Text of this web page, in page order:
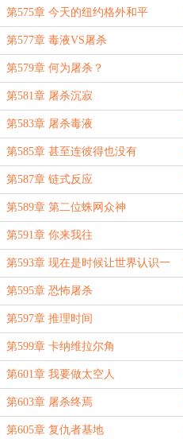
第575章 今天的纽约格外和平
第577章 毒液VS屠杀
第579章 何为屠杀？
第581章 屠杀沉寂
第583章 屠杀毒液
第585章 甚至连彼得也没有
第587章 链式反应
第589章 第二位蛛网众神
第591章 你来我往
第593章 现在是时候让世界认识一
下这位全新的蜘蛛侠了
第595章 恐怖屠杀
第597章 推理时间
第599章 卡纳维拉尔角
第601章 我要做太空人
第603章 屠杀终焉
第605章 复仇者基地